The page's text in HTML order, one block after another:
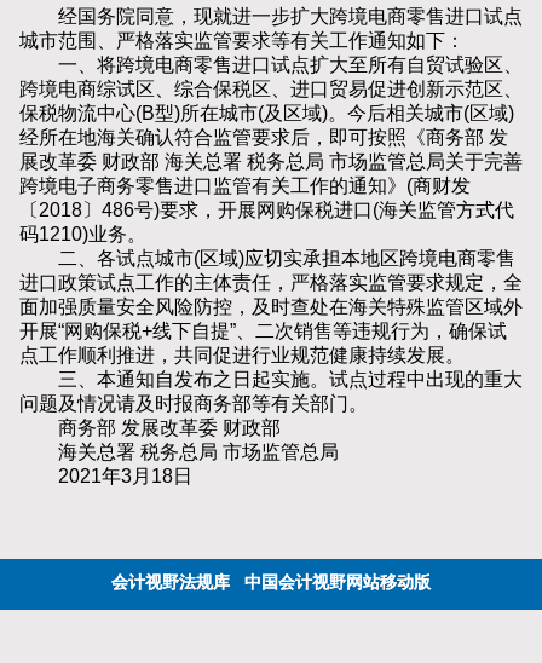
经国务院同意，现就进一步扩大跨境电商零售进口试点
城市范围、严格落实监管要求等有关工作通知如下：
一、将跨境电商零售进口试点扩大至所有自贸试验区、
跨境电商综试区、综合保税区、进口贸易促进创新示范区、
保税物流中心(B型)所在城市(及区域)。今后相关城市(区域)
经所在地海关确认符合监管要求后，即可按照《商务部 发
展改革委 财政部 海关总署 税务总局 市场监管总局关于完善
跨境电子商务零售进口监管有关工作的通知》(商财发
〔2018〕486号)要求，开展网购保税进口(海关监管方式代
码1210)业务。
二、各试点城市(区域)应切实承担本地区跨境电商零售
进口政策试点工作的主体责任，严格落实监管要求规定，全
面加强质量安全风险防控，及时查处在海关特殊监管区域外
开展“网购保税+线下自提”、二次销售等违规行为，确保试
点工作顺利推进，共同促进行业规范健康持续发展。
三、本通知自发布之日起实施。试点过程中出现的重大
问题及情况请及时报商务部等有关部门。
商务部 发展改革委 财政部
海关总署 税务总局 市场监管总局
2021年3月18日
会计视野法规库 中国会计视野网站移动版